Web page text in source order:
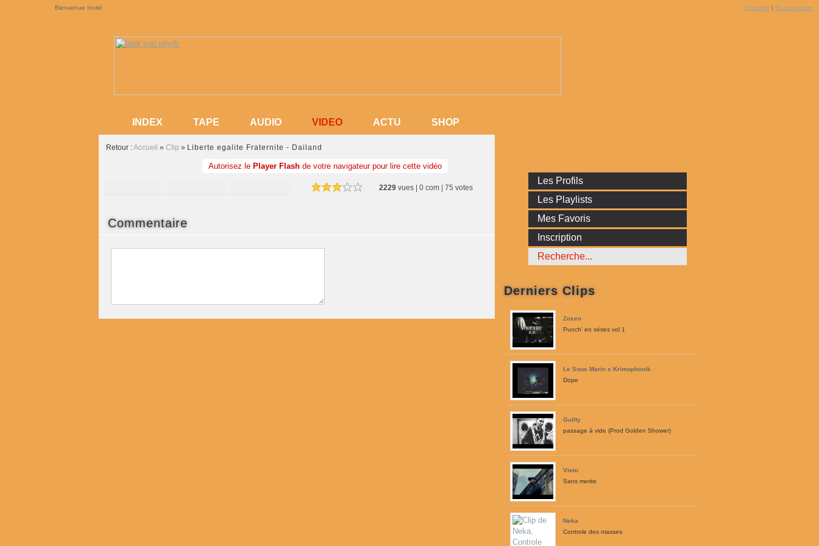
S'inscrire | Se connecter
Bienvenue Invité
SHOP
ACTU
VIDEO
VIDEO
AUDIO
AUDIO
TAPE
TAPE
INDEX
INDEX
Retour :Accueil » Clip » Liberte egalite Fraternite - Dailand
Autorisez le Player Flash de votre navigateur pour lire cette vidéo
2229 vues | 0 com | 75 votes
Commentaire
Les Profils
Les Playlists
Mes Favoris
Inscription
Derniers Clips
Zoxen
Punch' en séries vol 1
Le Sous Marin x Krimophonik
Dope
Guilty
passage à vide (Prod Golden Shower)
Vieto
Sans merite
Neka
Controle des masses